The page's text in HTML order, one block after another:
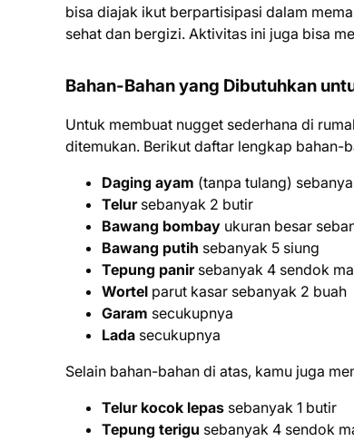
bisa diajak ikut berpartisipasi dalam
sehat dan bergizi. Aktivitas ini juga bisa
Bahan-Bahan yang Dibutuhkan
Untuk membuat nugget sederhana di
ditemukan. Berikut daftar lengkap bahan-
Daging ayam (tanpa tulang)
Telursebanyak 2 butir
Bawang bombay ukuran besar
Bawang putih sebanyak 5 siung
Tepung panirsebanyak 4 sendok
Wortel parut kasar sebanyak 2 buah
Garam secukupnya
Lada secukupnya
Selain bahan-bahan di atas, kamu juga
Telur kocok lepas sebanyak 1 butir
Tepung terigu sebanyak 4 sendok